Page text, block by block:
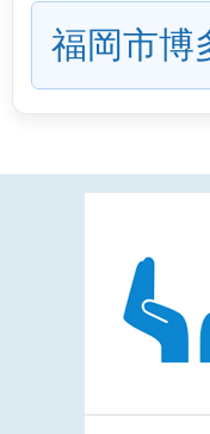
福岡市博